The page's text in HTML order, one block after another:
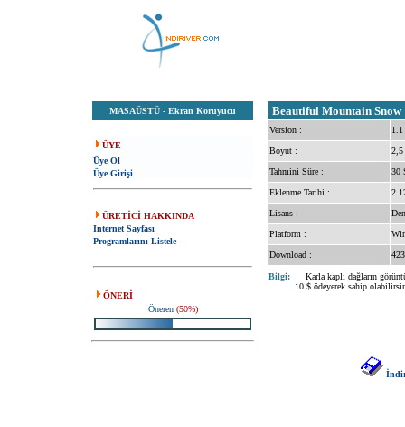
MASAÜSTÜ - Ekran Koruyucu
ÜYE
Üye Ol
Üye Girişi
ÜRETİCİ HAKKINDA
Internet Sayfası
Programlarını Listele
ÖNERİ
Öneren(50%)
Beautiful Mountain Snow
Version : 1.1
Boyut :
Tahmini Süre : 30
Eklenme Tarihi :
Lisans :
Platform :
Download :
Bilgi:
Karla kaplı dağların
10 $ ödeyerek sahip